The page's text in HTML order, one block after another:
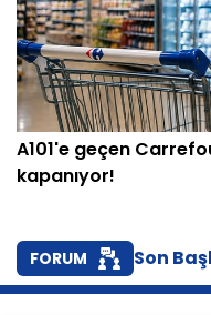
A101'e geçen
kapanıyor!
FORUM Son